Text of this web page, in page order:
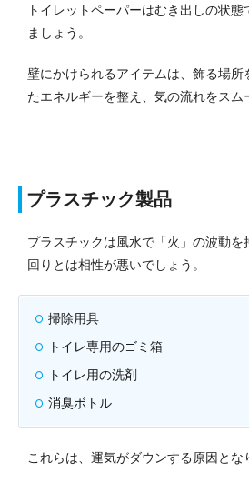
トイレットペーパーはむき出しの状
ましょう。
壁にかけられるアイテムは、飾る場所
たエネルギーを整え、気の流れをスム
プラスチック製品
プラスチックは風水で「火」の波動を
回りとは相性が悪いでしょう。
掃除用具
トイレ専用のゴミ箱
トイレ用の洗剤
消臭ボトル
これらは、運気がダウンする原因とな